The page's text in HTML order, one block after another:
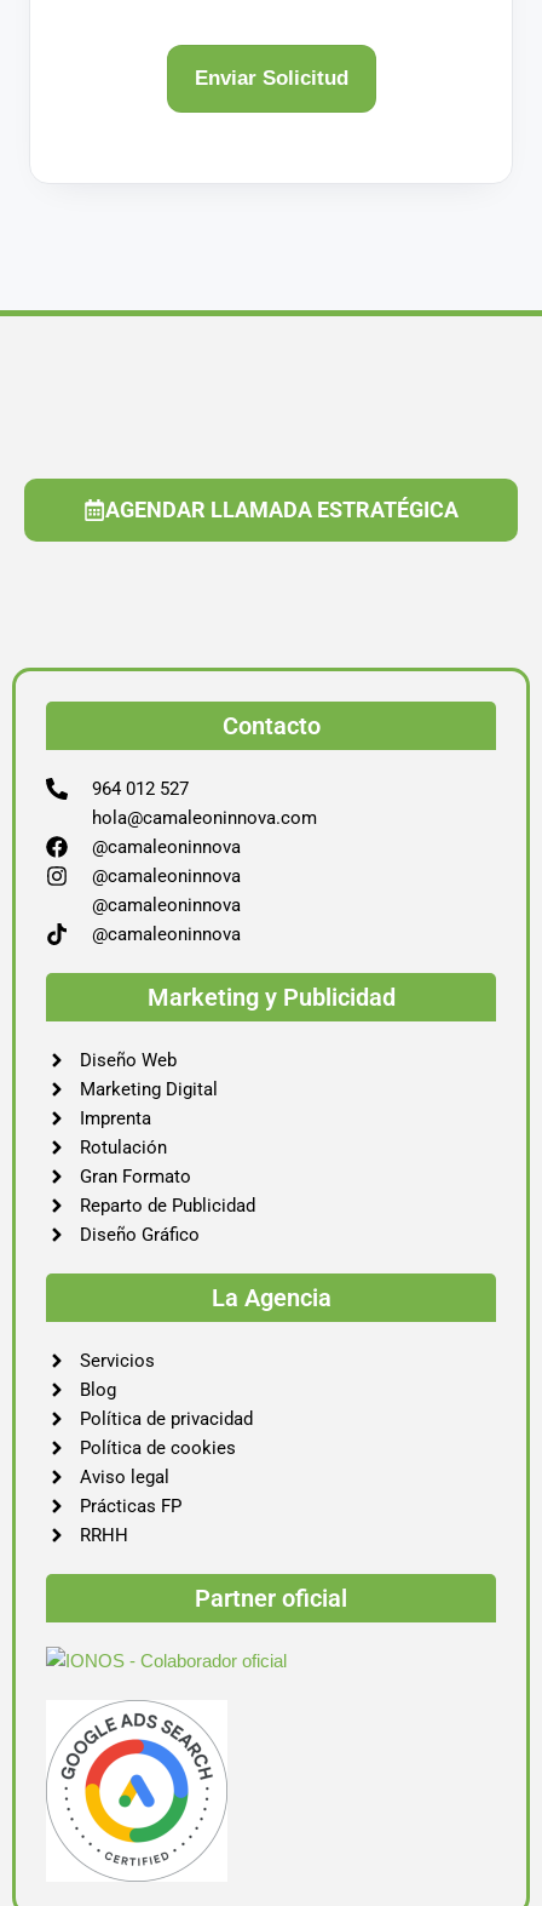
AGENDAR LLAMADA ESTRATÉGICA
Contacto
964 012 527
hola@camaleoninnova.com
@camaleoninnova
@camaleoninnova
@camaleoninnova
@camaleoninnova
Marketing y Publicidad
Diseño Web
Marketing Digital
Imprenta
Rotulación
Gran Formato
Reparto de Publicidad
Diseño Gráfico
La Agencia
Servicios
Blog
Política de privacidad
Política de cookies
Aviso legal
Prácticas FP
RRHH
Partner oficial